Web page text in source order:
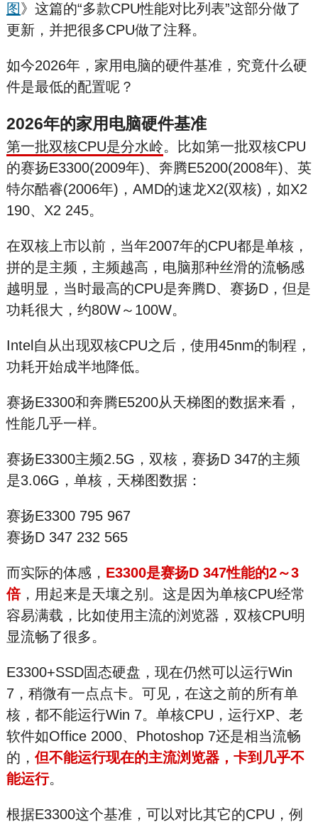
图》这篇的“多款CPU性能对比列表”这部分做了
更新，并把很多CPU做了注释。
如今2026年，家用电脑的硬件基准，究竟什么硬
件是最低的配置呢？
2026年的家用电脑硬件基准
第一批双核CPU是分水岭。比如第一批双核CPU
的赛扬E3300(2009年)、奔腾E5200(2008年)、英
特尔酷睿(2006年)，AMD的速龙X2(双核)，如X2
190、X2 245。
在双核上市以前，当年2007年的CPU都是单核，
拼的是主频，主频越高，电脑那种丝滑的流畅感
越明显，当时最高的CPU是奔腾D、赛扬D，但是
功耗很大，约80W～100W。
Intel自从出现双核CPU之后，使用45nm的制程，
功耗开始成半地降低。
赛扬E3300和奔腾E5200从天梯图的数据来看，
性能几乎一样。
赛扬E3300主频2.5G，双核，赛扬D 347的主频
是3.06G，单核，天梯图数据：
赛扬E3300 795 967
赛扬D 347 232 565
而实际的体感， E3300是赛扬D 347性能的2～3
倍，用起来是天壤之别。这是因为单核CPU经常
容易满载，比如使用主流的浏览器，双核CPU明
显流畅了很多。
E3300+SSD固态硬盘，现在仍然可以运行Win
7，稍微有一点点卡。可见，在这之前的所有单
核，都不能运行Win 7。单核CPU，运行XP、老
软件如Office 2000、Photoshop 7还是相当流畅
的，但不能运行现在的主流浏览器，卡到几乎不
能运行。
根据E3300这个基准，可以对比其它的CPU，例